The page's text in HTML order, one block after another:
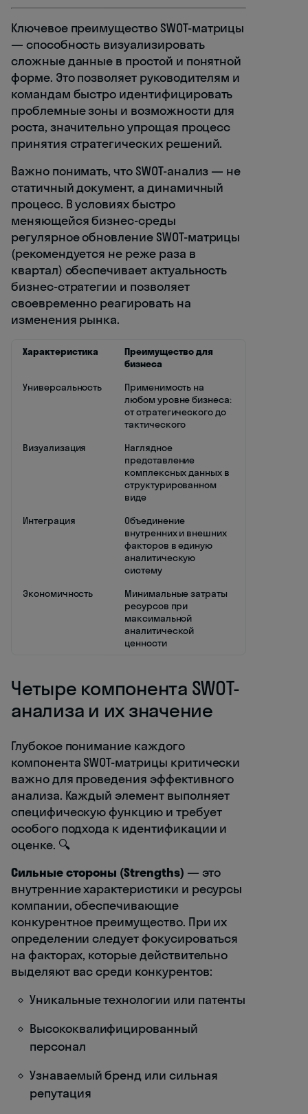
Ключевое преимущество SWOT-матрицы
— способность визуализировать
сложные данные в простой и понятной
форме. Это позволяет руководителям и
командам быстро идентифицировать
проблемные зоны и возможности для
роста, значительно упрощая процесс
принятия стратегических решений.
Важно понимать, что SWOT-анализ — не
статичный документ, а динамичный
процесс. В условиях быстро
меняющейся бизнес-среды
регулярное обновление SWOT-матрицы
(рекомендуется не реже раза в
квартал) обеспечивает актуальность
бизнес-стратегии и позволяет
своевременно реагировать на
изменения рынка.
Характеристика
Преимущество для
бизнеса
Универсальность
Применимость на
любом уровне бизнеса:
от стратегического до
тактического
Визуализация
Наглядное
представление
комплексных данных в
структурированном
виде
Интеграция
Объединение
внутренних и внешних
факторов в единую
аналитическую
систему
Экономичность
Минимальные затраты
ресурсов при
максимальной
аналитической
ценности
Четыре компонента SWOT-
анализа и их значение
Глубокое понимание каждого
компонента SWOT-матрицы критически
важно для проведения эффективного
анализа. Каждый элемент выполняет
специфическую функцию и требует
особого подхода к идентификации и
оценке. 🔍
Сильные стороны (Strengths) — это
внутренние характеристики и ресурсы
компании, обеспечивающие
конкурентное преимущество. При их
определении следует фокусироваться
на факторах, которые действительно
выделяют вас среди конкурентов:
Уникальные технологии или патенты
Высококвалифицированный
персонал
Узнаваемый бренд или сильная
репутация